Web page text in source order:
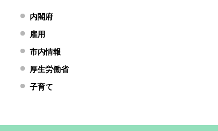
内閣府
雇用
市内情報
厚生労働省
子育て